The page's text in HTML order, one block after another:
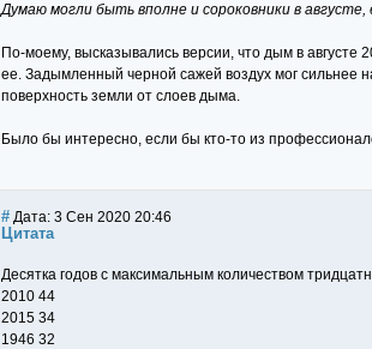
Думаю могли быть вполне и сороковники в
По-моему, высказывались версии, что дым в
ее. Задымленный черной сажей воздух мог сильнее
поверхность земли от слоев дыма.
Было бы интересно, если бы кто-то из
# Дата: 3 Сен 2020 20:46
Цитата
Десятка годов с максимальным количеством
2010 44
2015 34
1946 32